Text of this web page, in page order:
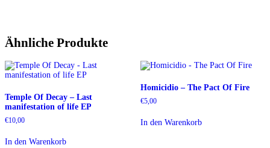
Ähnliche Produkte
Temple Of Decay – Last
manifestation of life EP
€10,00
In den Warenkorb
Homicidio – The Pact Of Fire
€5,00
In den Warenkorb